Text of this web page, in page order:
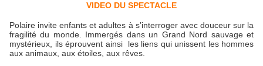
VIDEO DU SPECTACLE
Polaire invite enfants et adultes à s’interroger avec douceur sur la
fragilité du monde. Immergés dans un Grand Nord sauvage et
mystérieux, ils éprouvent ainsi les liens qui unissent les hommes
aux animaux, aux étoiles, aux rêves.